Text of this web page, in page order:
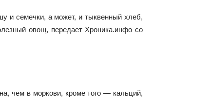
и семечки, а может, и тыквенный хлеб,
овощ, передает Хроника.инфо со
чем в моркови, кроме того — кальций,